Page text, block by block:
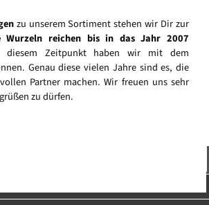
zu unserem Sortiment stehen wir Dir zur
Wurzeln reichen bis in das Jahr 2007
Zeitpunkt haben wir mit dem
Genau diese vielen Jahre sind es, die
Partner machen. Wir freuen uns sehr
zu dürfen.